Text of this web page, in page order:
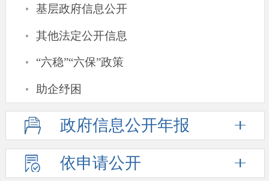
· 基层政府信息公开
· 其他法定公开信息
· “六稳”“六保”政策
· 助企纾困
政府信息公开年报
依申请公开